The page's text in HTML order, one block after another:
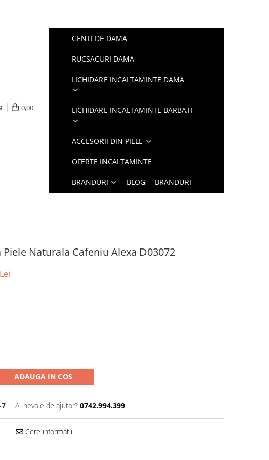
0,00
GENTI DE DAMA
RUCSACURI DAMA
LICHIDARE INCALTAMINTE DAMA
LICHIDARE INCALTAMINTE BARBATI
ACCESORII DIN PIELE
OFERTE INCALTAMINTE
BRANDURI BLOG BRANDURI
Piele Naturala Cafeniu Alexa D03072
ADAUGA IN COS
7 Ai nevoie de ajutor? 0742.994.399
Cere informatii